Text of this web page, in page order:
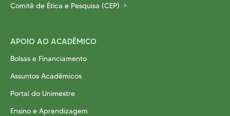
Comitê de Ética e Pesquisa (CEP)
APOIO AO ACADÊMICO
Bolsas e Financiamento
Assuntos Acadêmicos
Portal do Unimestre
Ensino e Aprendizagem